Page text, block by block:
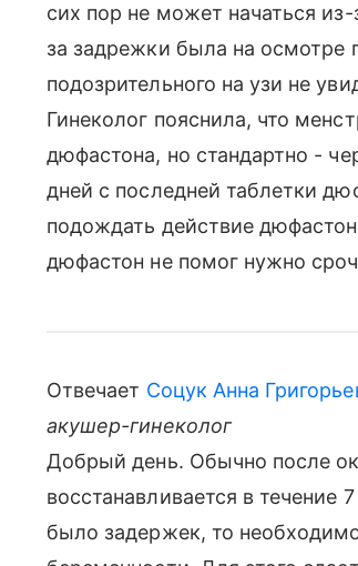
сих пор не может начаться
за задрежки была на осмотре
подозрительного на узи не
Гинеколог пояснила, что
дюфастона, но стандартно -
дней с последней таблетки
подождать действие
дюфастон не помог нужно
Отвечает Соцук Анна
акушер-гинеколог
Добрый день. Обычно после
восстанавливается в течение
было задержек, то